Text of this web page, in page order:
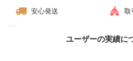
◯ナチュラルチーズを使用した
風味豊かなチーズケーキ♪
六甲山麓牛乳仕込み！
安心発送 取
ユーザーの実績に
価格の相談